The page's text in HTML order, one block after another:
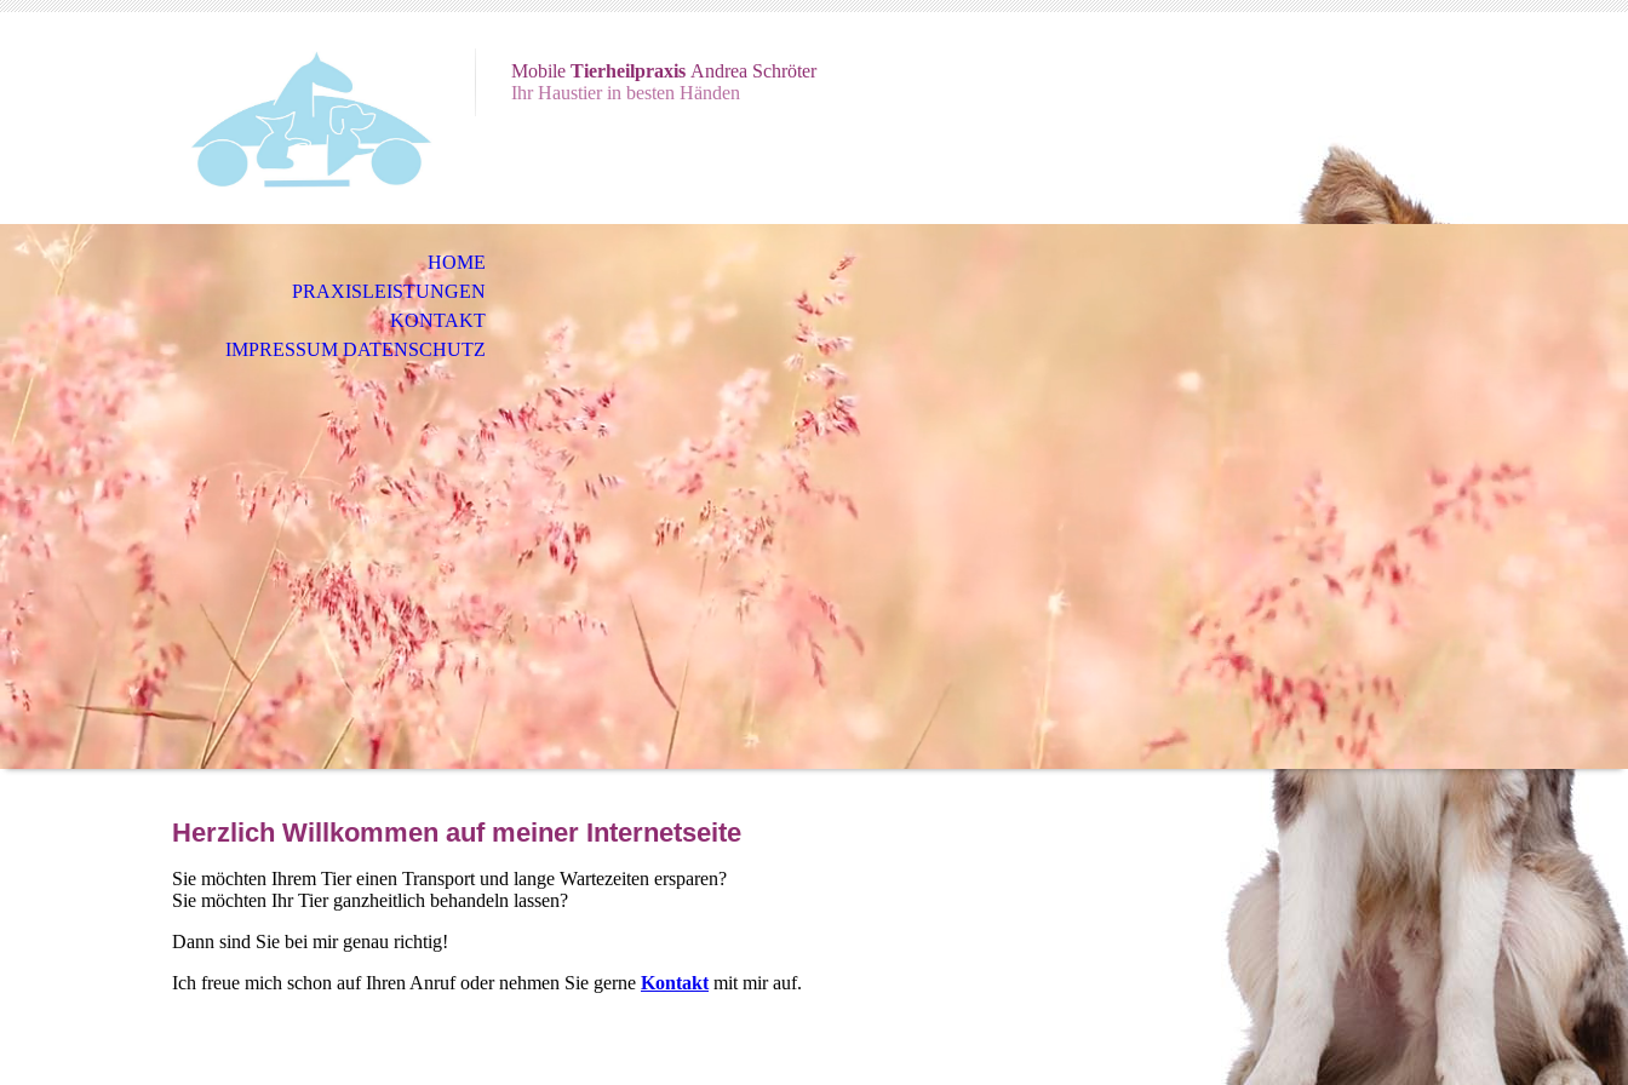
Mobile Tierheilpraxis Andrea Schröter
Ihr Haustier in besten Händen
HOME
PRAXISLEISTUNGEN
KONTAKT
IMPRESSUM DATENSCHUTZ
Herzlich Willkommen auf meiner Internetseite
Sie möchten Ihrem Tier einen Transport und lange Wartezeiten ersparen?
Sie möchten Ihr Tier ganzheitlich behandeln lassen?
Dann sind Sie bei mir genau richtig!
Ich freue mich schon auf Ihren Anruf oder nehmen Sie gerne Kontakt mit mir auf.